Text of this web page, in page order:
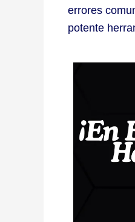
errores
potente